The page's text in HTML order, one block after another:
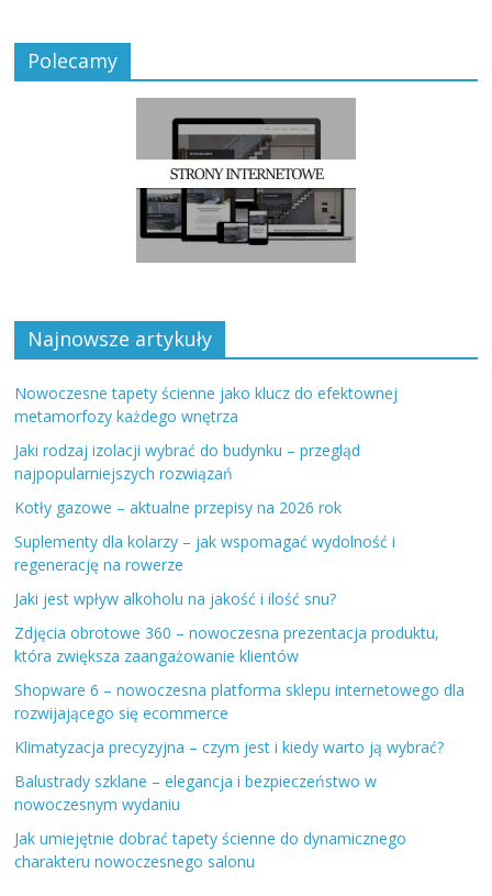
Polecamy
Najnowsze artykuły
Nowoczesne tapety ścienne jako klucz do efektownej
metamorfozy każdego wnętrza
Jaki rodzaj izolacji wybrać do budynku – przegląd
najpopularniejszych rozwiązań
Kotły gazowe – aktualne przepisy na 2026 rok
Suplementy dla kolarzy – jak wspomagać wydolność i
regenerację na rowerze
Jaki jest wpływ alkoholu na jakość i ilość snu?
Zdjęcia obrotowe 360 – nowoczesna prezentacja produktu,
która zwiększa zaangażowanie klientów
Shopware 6 – nowoczesna platforma sklepu internetowego dla
rozwijającego się ecommerce
Klimatyzacja precyzyjna – czym jest i kiedy warto ją wybrać?
Balustrady szklane – elegancja i bezpieczeństwo w
nowoczesnym wydaniu
Jak umiejętnie dobrać tapety ścienne do dynamicznego
charakteru nowoczesnego salonu